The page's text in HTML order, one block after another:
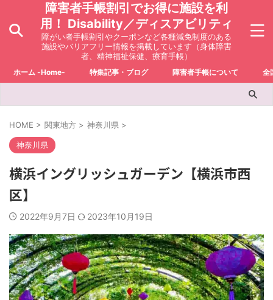
障害者手帳割引でお得に施設を利
用！ Disability／ディスアビリティ
障がい者手帳割引やクーポンなど各種減免制度のある
施設やバリアフリー情報を掲載しています（身体障害
者、精神福祉保健、療育手帳）
ホーム -Home- 特集記事・ブログ 障害者手帳について 全
HOME > 関東地方 > 神奈川県 >
神奈川県
横浜イングリッシュガーデン【横浜市西
区】
2022年9月7日 2023年10月19日